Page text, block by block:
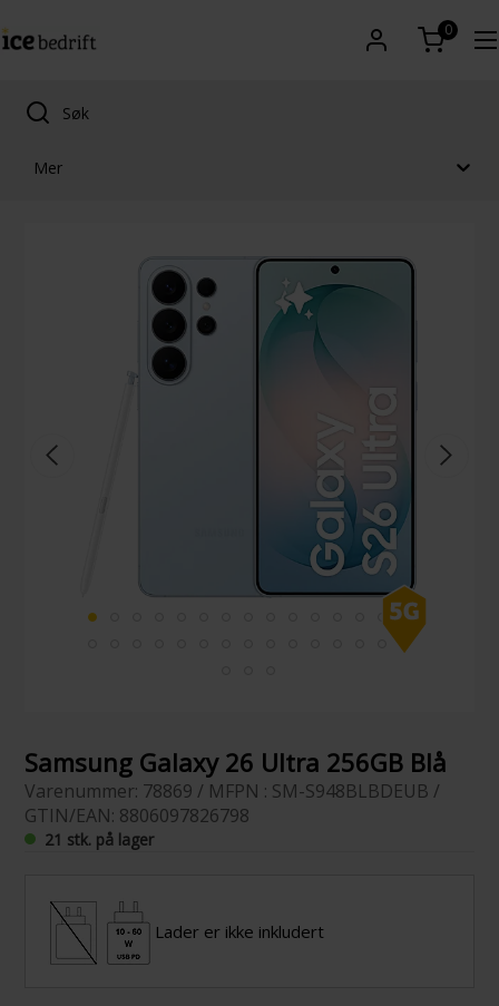
0
Mer
Samsung Galaxy 26 Ultra 256GB Blå
Varenummer: 78869 / MFPN : SM-S948BLBDEUB /
GTIN/EAN: 8806097826798
21 stk. på lager
Lader er ikke inkludert